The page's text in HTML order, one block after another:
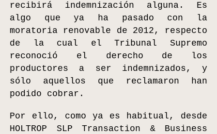
recibirá indemnización alguna. Es
algo que ya ha pasado con la
moratoria renovable de 2012, respecto
de la cual el Tribunal Supremo
reconoció el derecho de los
productores a ser indemnizados, y
sólo aquellos que reclamaron han
podido cobrar.
Por ello, como ya es habitual, desde
HOLTROP SLP Transaction & Business